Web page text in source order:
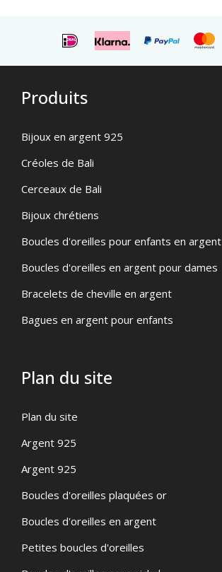
Produits
Bijoux en argent 925
Créoles de Bali
Cerceaux de Bali
Bijoux chrétiens
Boucles d'oreilles pour enfants en argent
Boucles d'oreilles en argent pour dames
Bracelets de cheville en argent
Bagues en argent pour enfants
Plan du site
Plan du site
Argent 925
Argent 925
Boucles d'oreilles plaquées or
Boucles d'oreilles en argent
Petites boucles d'oreilles